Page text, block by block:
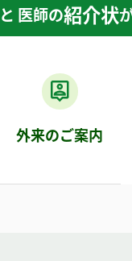
と 医師の紹介状
外来のご案内